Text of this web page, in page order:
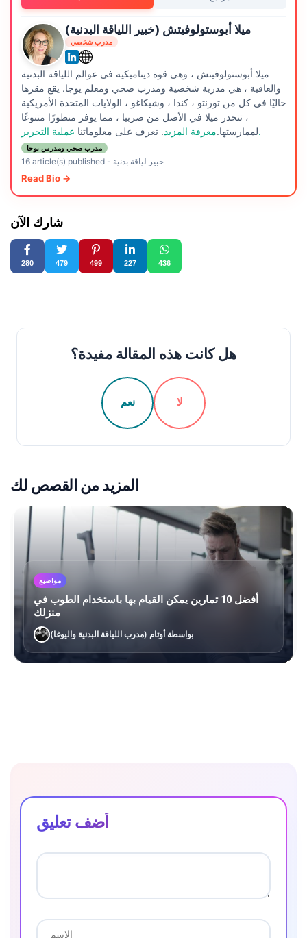
ميلا أبوستولوفيتش (خبير اللياقة البدنية)
مدرب شخصي
ميلا أبوستولوفيتش ، وهي قوة ديناميكية في عوالم اللياقة البدنية
والعافية ، هي مدربة شخصية ومدرب صحي ومعلم يوجا. يقع مقرها
حاليًا في كل من تورنتو ، كندا ، وشيكاغو ، الولايات المتحدة الأمريكية
، تنحدر ميلا في الأصل من صربيا ، مما يوفر منظورًا متنوعًا
لممارستها.معرفة المزيد. تعرف على معلوماتنا عملية التحرير.
مدرب صحي ومدرس يوجا
16 article(s) published- خبير لياقة بدنية
Read Bio →
شارك الآن
280 479 499 227 436
هل كانت هذه المقالة مفيدة؟
نعم لا
المزيد من القصص لك
مواضيع
أفضل 10 تمارين يمكن القيام بها باستخدام الطوب في
منزلك
بواسطة أوتام (مدرب اللياقة البدنية واليوغا)
أضف تعليق